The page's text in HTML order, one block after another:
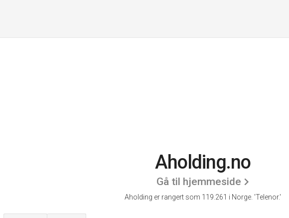
Aholding.no
Gå til hjemmeside
Aholding er rangert som 119.261 i Norge. 'Telenor.'